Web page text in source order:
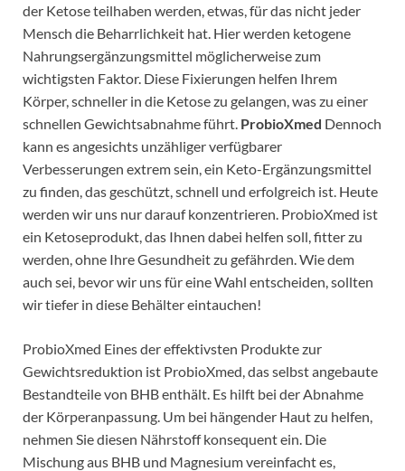
der Ketose teilhaben werden, etwas, für das nicht jeder
Mensch die Beharrlichkeit hat. Hier werden ketogene
Nahrungsergänzungsmittel möglicherweise zum
wichtigsten Faktor. Diese Fixierungen helfen Ihrem
Körper, schneller in die Ketose zu gelangen, was zu einer
schnellen Gewichtsabnahme führt. ProbioXmed Dennoch
kann es angesichts unzähliger verfügbarer
Verbesserungen extrem sein, ein Keto-Ergänzungsmittel
zu finden, das geschützt, schnell und erfolgreich ist. Heute
werden wir uns nur darauf konzentrieren. ProbioXmed ist
ein Ketoseprodukt, das Ihnen dabei helfen soll, fitter zu
werden, ohne Ihre Gesundheit zu gefährden. Wie dem
auch sei, bevor wir uns für eine Wahl entscheiden, sollten
wir tiefer in diese Behälter eintauchen!
ProbioXmed Eines der effektivsten Produkte zur
Gewichtsreduktion ist ProbioXmed, das selbst angebaute
Bestandteile von BHB enthält. Es hilft bei der Abnahme
der Körperanpassung. Um bei hängender Haut zu helfen,
nehmen Sie diesen Nährstoff konsequent ein. Die
Mischung aus BHB und Magnesium vereinfacht es,